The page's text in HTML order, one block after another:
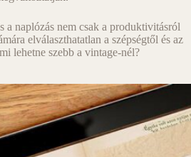
a naplózás nem csak a produktivitásról
elválaszthatatlan a szépségtől és az
lehetne szebb a vintage-nél?